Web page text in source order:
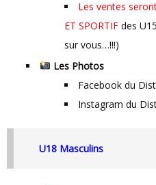
Les ventes
ET SPORTIF des
sur vous…!!!)
Les Photos
Facebook du
Instagram du
U18 Masculins